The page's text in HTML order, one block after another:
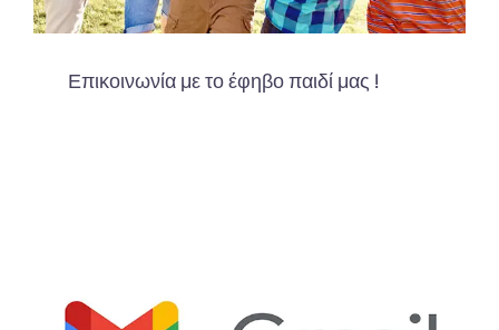
Επικοινωνία με το έφηβο παιδί μας !